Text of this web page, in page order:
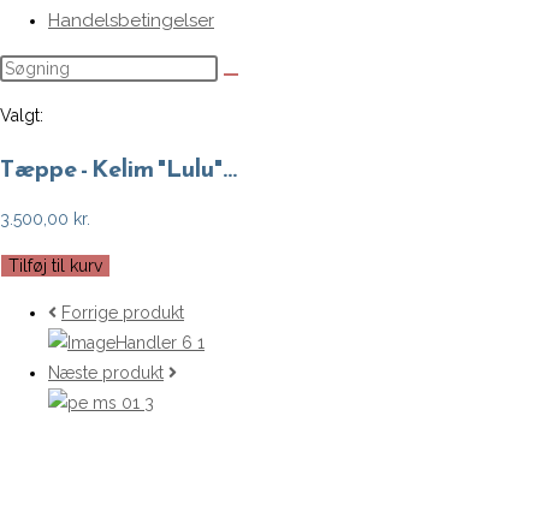
Handelsbetingelser
Valgt:
Tæppe - Kelim "Lulu"…
3.500,00 kr.
Tæppe
Tilføj til kurv
Forrige produkt
Næste produkt